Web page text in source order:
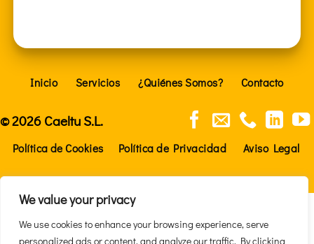
We value your privacy
We use cookies to enhance your browsing experience, serve
personalized ads or content, and analyze our traffic. By clicking
© 2026 Caeltu S.L.
Inicio Servicios ¿Quiénes Somos? Contacto
Política de Cookies Política de Privacidad Aviso Legal